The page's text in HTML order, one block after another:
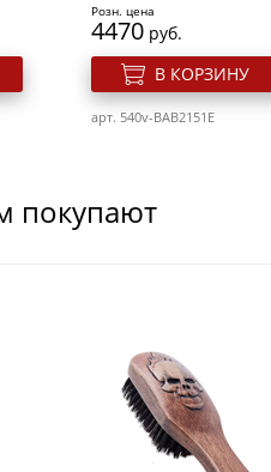
Розн. цена
4470 руб.
В КОРЗИНУ
арт. 540v-BAB2151E
Щипцы для волос
Bab2269Tte
покупают